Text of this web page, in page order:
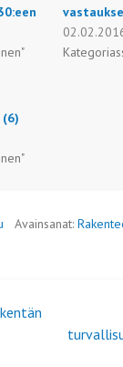
Avainsanat: